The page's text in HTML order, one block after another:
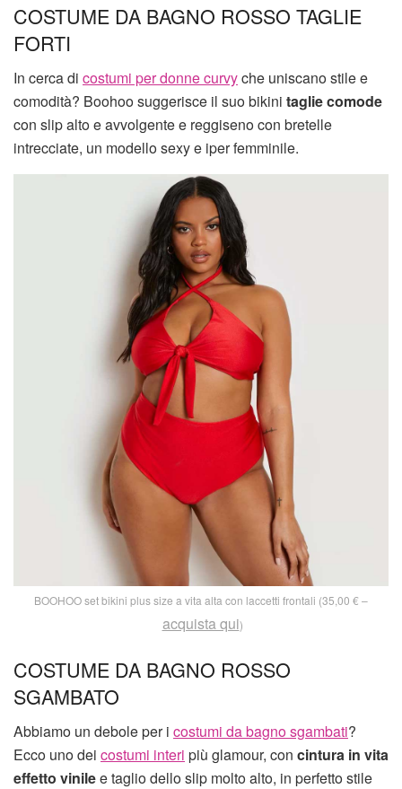
COSTUME DA BAGNO ROSSO TAGLIE
FORTI
In cerca di costumi per donne curvyche uniscano stile e
comodità? Boohoo suggerisce il suo bikini taglie comode
con slip alto e avvolgente e reggiseno con bretelle
intrecciate, un modello sexy e iper femminile.
BOOHOO set bikini plus size a vita alta con laccetti frontali (35,00 € –
acquista qui)
COSTUME DA BAGNO ROSSO
SGAMBATO
Abbiamo un debole per i costumi da bagno sgambati?
Ecco uno dei costumi interi più glamour, con cintura in vita
effetto vinilee taglio dello slip molto alto, in perfetto stile